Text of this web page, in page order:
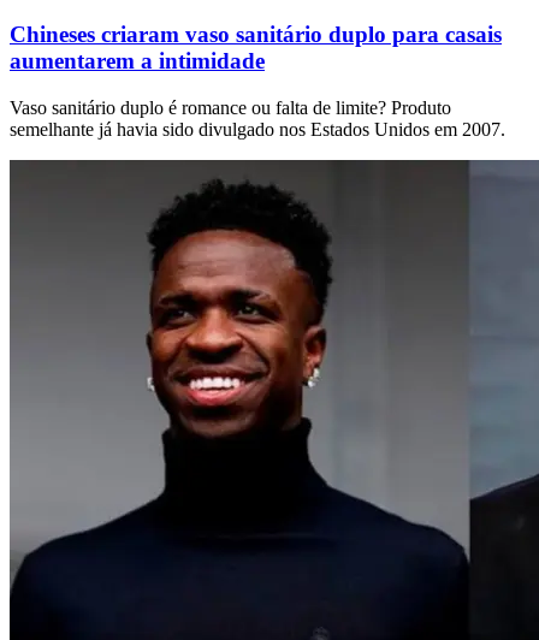
Chineses criaram vaso sanitário duplo para casais
aumentarem a intimidade
Vaso sanitário duplo é romance ou falta de limite? Produto
semelhante já havia sido divulgado nos Estados Unidos em 2007.